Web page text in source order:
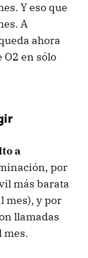
Y eso que
A
ahora
en sólo
a
por
más barata
mes), y por
llamadas
mes.